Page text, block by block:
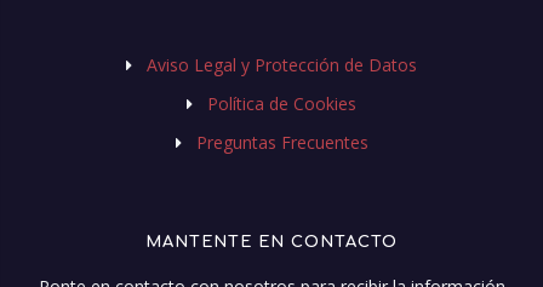
Aviso Legal y Protección de Datos
Política de Cookies
Preguntas Frecuentes
MANTENTE EN CONTACTO